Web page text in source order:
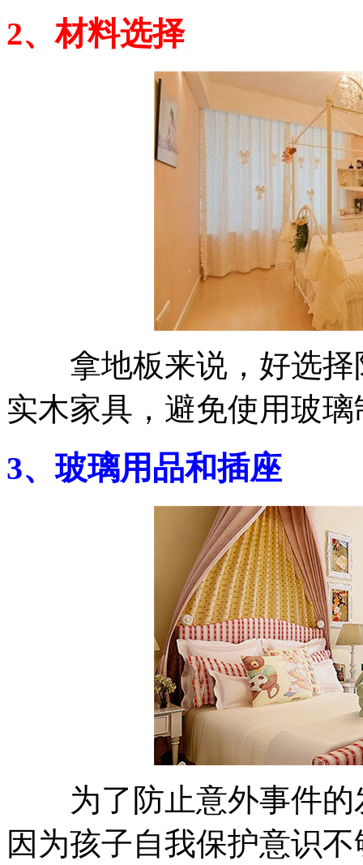
2、材料选择
拿地板来说，好选择
实木家具，避免使用玻璃
3、玻璃用品和插座
为了防止意外事件的
因为孩子自我保护意识